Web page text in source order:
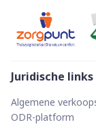
Juridische links
Algemene
ODR-platform